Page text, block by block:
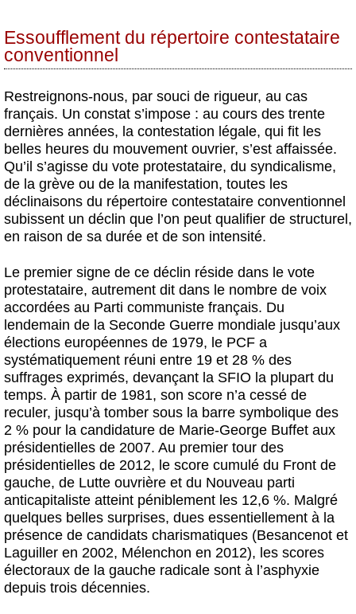
Essoufflement du répertoire contestataire
conventionnel
Restreignons-nous, par souci de rigueur, au cas
français. Un constat s’impose : au cours des trente
dernières années, la contestation légale, qui fit les
belles heures du mouvement ouvrier, s’est affaissée.
Qu’il s’agisse du vote protestataire, du syndicalisme,
de la grève ou de la manifestation, toutes les
déclinaisons du répertoire contestataire conventionnel
subissent un déclin que l’on peut qualifier de structurel,
en raison de sa durée et de son intensité.
Le premier signe de ce déclin réside dans le vote
protestataire, autrement dit dans le nombre de voix
accordées au Parti communiste français. Du
lendemain de la Seconde Guerre mondiale jusqu’aux
élections européennes de 1979, le PCF a
systématiquement réuni entre 19 et 28 % des
suffrages exprimés, devançant la SFIO la plupart du
temps. À partir de 1981, son score n’a cessé de
reculer, jusqu’à tomber sous la barre symbolique des
2 % pour la candidature de Marie-George Buffet aux
présidentielles de 2007. Au premier tour des
présidentielles de 2012, le score cumulé du Front de
gauche, de Lutte ouvrière et du Nouveau parti
anticapitaliste atteint péniblement les 12,6 %. Malgré
quelques belles surprises, dues essentiellement à la
présence de candidats charismatiques (Besancenot et
Laguiller en 2002, Mélenchon en 2012), les scores
électoraux de la gauche radicale sont à l’asphyxie
depuis trois décennies.